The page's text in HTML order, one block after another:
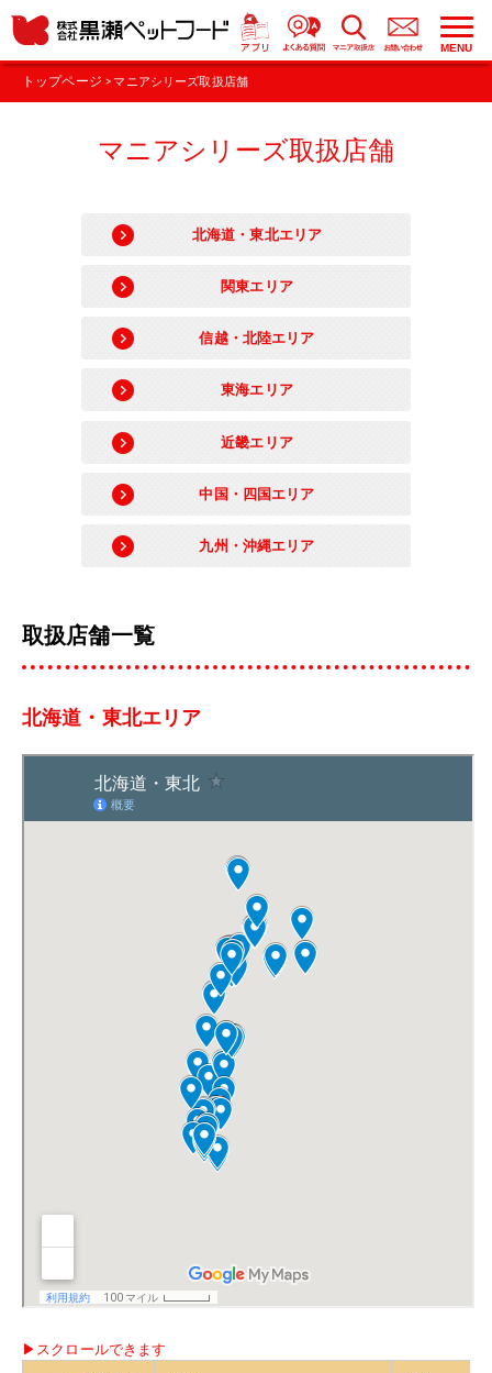
MENU
トップページ > マニアシリーズ取扱店舗
マニアシリーズ取扱店舗
北海道・東北エリア
関東エリア
信越・北陸エリア
東海エリア
近畿エリア
中国・四国エリア
九州・沖縄エリア
取扱店舗一覧
北海道・東北エリア